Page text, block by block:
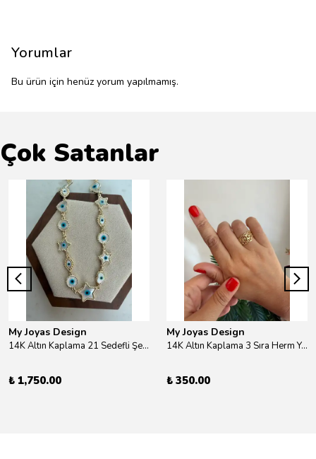
Yorumlar
Bu ürün için henüz yorum yapılmamış.
Çok Satanlar
My Joyas Design
14K Altın Kaplama 21 Sedefli Şekiller Kolye 46cm
₺ 1,750.00
My Joyas Design
14K Altın Kaplama 3 Sıra Herm Yüzük Gold
₺ 350.00